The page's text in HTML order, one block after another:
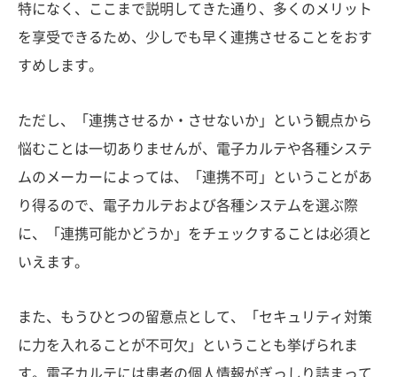
特になく、ここまで説明してきた通り、多くのメリット
を享受できるため、少しでも早く連携させることをおす
すめします。
ただし、「連携させるか・させないか」という観点から
悩むことは一切ありませんが、電子カルテや各種システ
ムのメーカーによっては、「連携不可」ということがあ
り得るので、電子カルテおよび各種システムを選ぶ際
に、「連携可能かどうか」をチェックすることは必須と
いえます。
また、もうひとつの留意点として、「セキュリティ対策
に力を入れることが不可欠」ということも挙げられま
す。電子カルテには患者の個人情報がぎっしり詰まって